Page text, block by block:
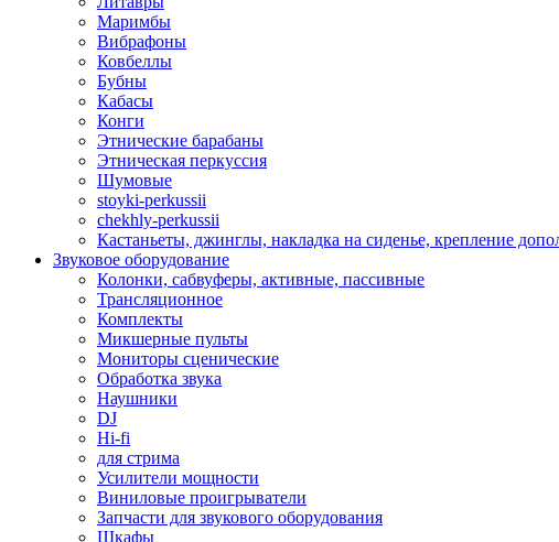
Маримбы
Вибрафоны
Ковбеллы
Бубны
Кабасы
Конги
Этнические барабаны
Этническая перкуссия
Шумовые
stoyki-perkussii
chekhly-perkussii
Кастаньеты, джинглы, накладка на сиденье, крепление
Звуковое оборудование
Колонки, сабвуферы, активные, пассивные
Трансляционное
Комплекты
Микшерные пульты
Мониторы сценические
Обработка звука
Наушники
DJ
Hi-fi
для стрима
Усилители мощности
Виниловые проигрыватели
Запчасти для звукового оборудования
Шкафы